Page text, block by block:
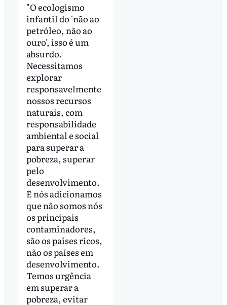
"O ecologismo
infantil do 'não ao
petróleo, não ao
ouro', isso é um
absurdo.
Necessitamos
explorar
responsavelmente
nossos recursos
naturais, com
responsabilidade
ambiental e social
para superar a
pobreza, superar
pelo
desenvolvimento.
E nós adicionamos
que não somos nós
os principais
contaminadores,
são os países ricos,
não os países em
desenvolvimento.
Temos urgência
em superar a
pobreza, evitar